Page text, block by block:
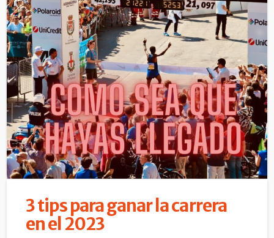
3 tips para ganar la carrera
en el 2023